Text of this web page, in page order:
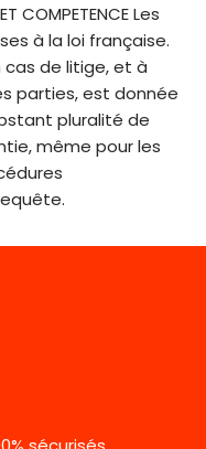
COMPETENCE Les
à la loi française.
de litige, et à
parties, est donnée
pluralité de
même pour les